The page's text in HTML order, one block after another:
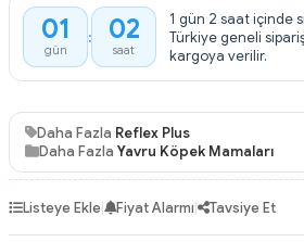
01
gün
02
saat
1 gün 2 saat içinde
Türkiye geneli
kargoya verilir.
Daha Fazla Reflex Plus
Daha Fazla Yavru Köpek Mamaları
Listeye Ekle| Fiyat Alarmı| Tavsiye Et